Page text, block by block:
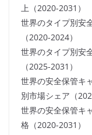
上（2020-2031）
世界のタイプ別安
（2020-2024）
世界のタイプ別安
（2025-2031）
世界の安全保管キ
別市場シェア（
世界の安全保管キ
格（2020-2031）